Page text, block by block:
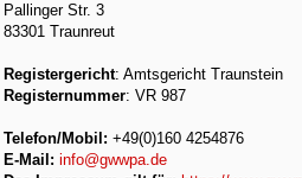
Pallinger Str. 3
83301 Traunreut
Registergericht: Amtsgericht Traunstein
Registernummer: VR 987
Telefon/Mobil: +49(0)160 4254876
E-Mail: info@gwwpa.de